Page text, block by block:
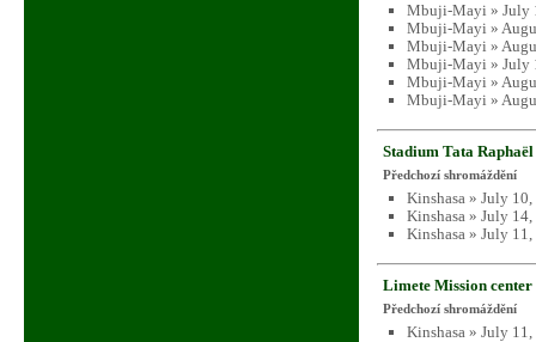
Mbuji-Mayi » July
Mbuji-Mayi »
Mbuji-Mayi »
Mbuji-Mayi » July
Mbuji-Mayi »
Mbuji-Mayi »
Stadium Tata Raphaël
Předchozí shromáždění
Kinshasa » July
Kinshasa » July
Kinshasa » July
Limete Mission center
Předchozí shromáždění
Kinshasa » July